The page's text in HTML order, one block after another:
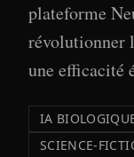
plateforme
révolutionner
une efficacité
IA
SCIENCE-